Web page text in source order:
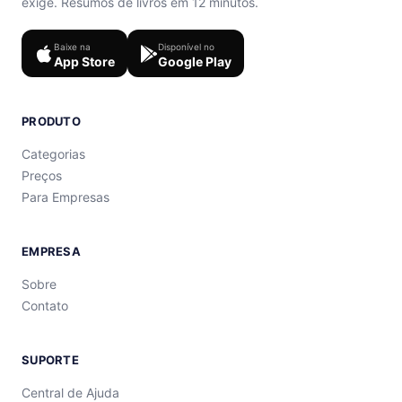
Baixe na
App Store
Disponível no
Google Play
PRODUTO
Categorias
Preços
Para Empresas
EMPRESA
Sobre
Contato
SUPORTE
Central de Ajuda